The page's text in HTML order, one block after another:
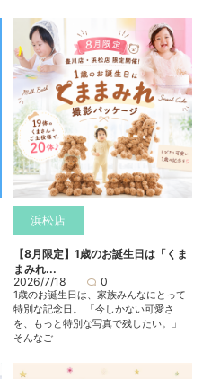
浜松店
【8月限定】1歳のお誕生日は「くま
まみれ...
2026/7/18
0
1歳のお誕生日は、家族みんなにとって
特別な記念日。 「今しかない可愛さ
を、もっと特別な写真で残したい。」
そんなご